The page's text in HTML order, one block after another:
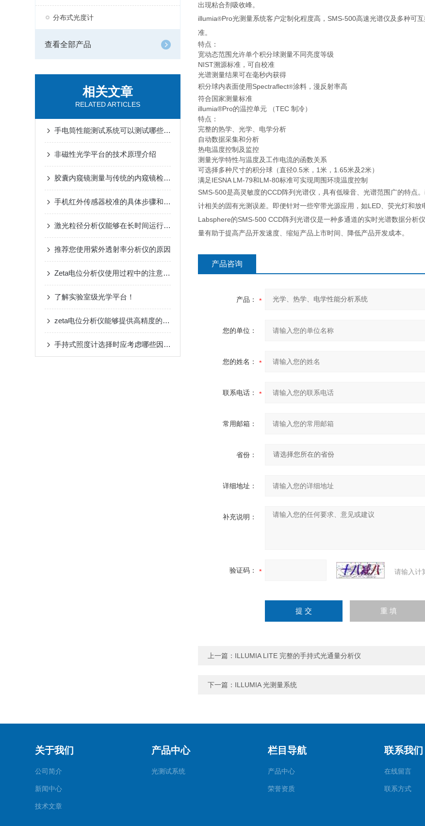
分布式光度计
查看全部产品
相关文章
RELATED ARTICLES
手电筒性能测试系统可以测试哪些参数？
非磁性光学平台的技术原理介绍
胶囊内窥镜测量与传统的内窥镜检查相比的优势
手机红外传感器校准的具体步骤和注意事项
激光粒径分析仪能够在长时间运行过程中保持准确的测量结果
推荐您使用紫外透射率分析仪的原因
Zeta电位分析仪使用过程中的注意事项
了解实验室级光学平台！
zeta电位分析仪能够提供高精度的电荷测量结果
手持式照度计选择时应考虑哪些因素？
出现粘合剂吸收峰。
illumia®Pro光测量系统客户定制化程度高，SMS-500高速光谱仪及多种可
准。
特点：
宽动态范围允许单个积分球测量不同亮度等级
NIST溯源标准，可自校准
光谱测量结果可在毫秒内获得
积分球内表面使用Spectraflect®涂料，漫反射率高
符合国家测量标准
illumia®Pro的温控单元 （TEC 制冷）
特点：
完整的热学、光学、电学分析
自动数据采集和分析
热电温度控制及监控
测量光学特性与温度及工作电流的函数关系
可选择多种尺寸的积分球（直径0.5米，1米，1.65米及2米）
满足IESNA LM-79和LM-80标准可实现周围环境温度控制
SMS-500是高灵敏度的CCD阵列光谱仪，具有低噪音、光谱范围广的特点
计相关的固有光测误差。即便针对一些窄带光源应用，如LED、荧光灯和放
Labsphere的SMS-500 CCD阵列光谱仪是一种多通道的实时光谱数据分析
量有助于提高产品开发速度、缩短产品上市时间、降低产品开发成本。
产品咨询
产品：
您的单位：
您的姓名：
联系电话：
常用邮箱：
省份：
详细地址：
补充说明：
验证码： 请输入计
上一篇： ILLUMIA LITE 完整的手持式光通量分析仪
下一篇： ILLUMIA 光测量系统
关于我们
公司简介
新闻中心
技术文章
产品中心
光测试系统
栏目导航
产品中心
荣誉资质
联系我们
在线留言
联系方式